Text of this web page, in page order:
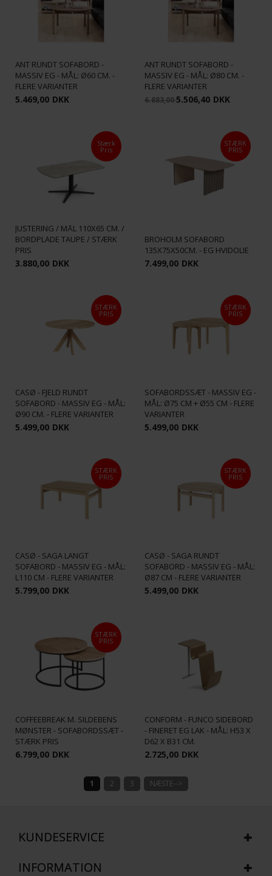
ANT RUNDT SOFABORD -
MASSIV EG - MÅL: Ø60 CM. -
FLERE VARIANTER
5.469,00 DKK
ANT RUNDT SOFABORD -
MASSIV EG - MÅL: Ø80 CM. -
FLERE VARIANTER
6.883,005.506,40 DKK
Stærk
Pris
JUSTERING / MÅL 110X65 CM. /
BORDPLADE TAUPE / STÆRK
PRIS
3.880,00 DKK
STÆRK
PRIS
BROHOLM SOFABORD
135X75X50CM. - EG HVIDOLIE
7.499,00 DKK
STÆRK
PRIS
CASØ - FJELD RUNDT
SOFABORD - MASSIV EG - MÅL:
Ø90 CM. - FLERE VARIANTER
5.499,00 DKK
STÆRK
PRIS
SOFABORDSSÆT - MASSIV EG -
MÅL: Ø75 CM + Ø55 CM - FLERE
VARIANTER
5.499,00 DKK
STÆRK
PRIS
CASØ - SAGA LANGT
SOFABORD - MASSIV EG - MÅL:
L110 CM - FLERE VARIANTER
5.799,00 DKK
STÆRK
PRIS
CASØ - SAGA RUNDT
SOFABORD - MASSIV EG - MÅL:
Ø87 CM - FLERE VARIANTER
5.499,00 DKK
STÆRK
PRIS
COFFEEBREAK M. SILDEBENS
MØNSTER - SOFABORDSSÆT -
STÆRK PRIS
6.799,00 DKK
CONFORM - FUNCO SIDEBORD
- FINERET EG LAK - MÅL: H53 X
D62 X B31 CM.
2.725,00 DKK
1 2 3 NÆSTE-->
KUNDESERVICE
INFORMATION